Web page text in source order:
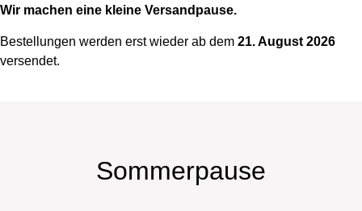
Wir machen eine kleine Versandpause.
Bestellungen werden erst wieder ab dem 21. August 2026
versendet.
Sommerpause